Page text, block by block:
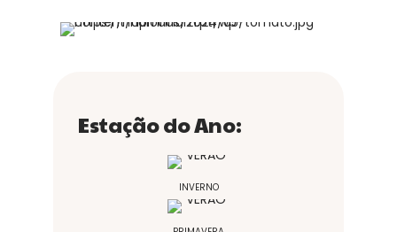
Estação do Ano:
INVERNO